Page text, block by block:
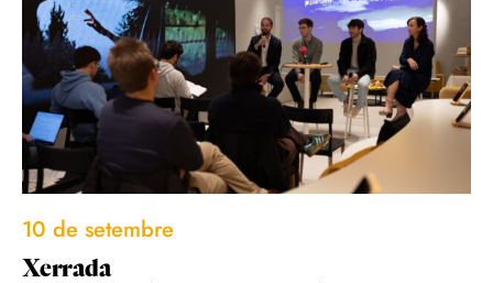
10 de setembre
Xerrada